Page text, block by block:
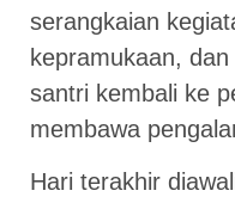
serangkaian
kepramukaan,
santri kembali ke
membawa
Hari terakhir